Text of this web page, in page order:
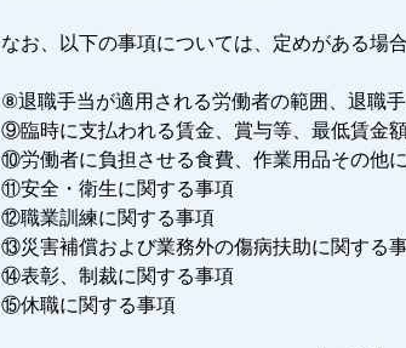
なお、以下の事項については、定めがある場
⑧退職手当が適用される労働者の範囲、退職
⑨臨時に支払われる賃金、賞与等、最低賃金
⑩労働者に負担させる食費、作業用品その他
⑪安全・衛生に関する事項
⑫職業訓練に関する事項
⑬災害補償および業務外の傷病扶助に関する
⑭表彰、制裁に関する事項
⑮休職に関する事項